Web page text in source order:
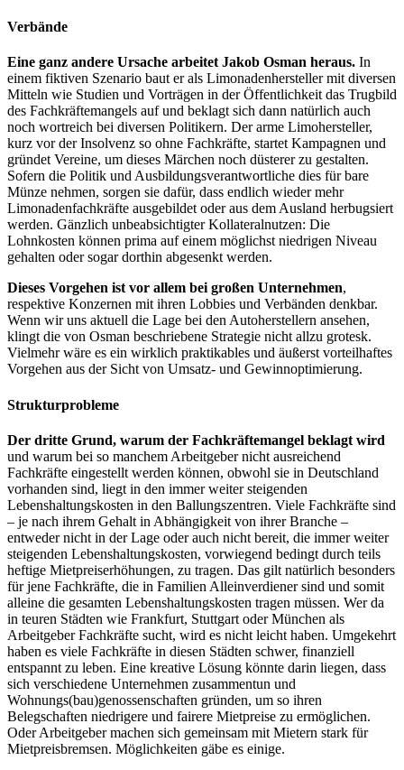
Verbände
Eine ganz andere Ursache arbeitet Jakob Osman heraus. In
einem fiktiven Szenario baut er als Limonadenhersteller mit diversen
Mitteln wie Studien und Vorträgen in der Öffentlichkeit das Trugbild
des Fachkräftemangels auf und beklagt sich dann natürlich auch
noch wortreich bei diversen Politikern. Der arme Limohersteller,
kurz vor der Insolvenz so ohne Fachkräfte, startet Kampagnen und
gründet Vereine, um dieses Märchen noch düsterer zu gestalten.
Sofern die Politik und Ausbildungsverantwortliche dies für bare
Münze nehmen, sorgen sie dafür, dass endlich wieder mehr
Limonadenfachkräfte ausgebildet oder aus dem Ausland herbugsiert
werden. Gänzlich unbeabsichtigter Kollateralnutzen: Die
Lohnkosten können prima auf einem möglichst niedrigen Niveau
gehalten oder sogar dorthin abgesenkt werden.
Dieses Vorgehen ist vor allem bei großen Unternehmen,
respektive Konzernen mit ihren Lobbies und Verbänden denkbar.
Wenn wir uns aktuell die Lage bei den Autoherstellern ansehen,
klingt die von Osman beschriebene Strategie nicht allzu grotesk.
Vielmehr wäre es ein wirklich praktikables und äußerst vorteilhaftes
Vorgehen aus der Sicht von Umsatz- und Gewinnoptimierung.
Strukturprobleme
Der dritte Grund, warum der Fachkräftemangel beklagt wird
und warum bei so manchem Arbeitgeber nicht ausreichend
Fachkräfte eingestellt werden können, obwohl sie in Deutschland
vorhanden sind, liegt in den immer weiter steigenden
Lebenshaltungskosten in den Ballungszentren. Viele Fachkräfte sind
– je nach ihrem Gehalt in Abhängigkeit von ihrer Branche –
entweder nicht in der Lage oder auch nicht bereit, die immer weiter
steigenden Lebenshaltungskosten, vorwiegend bedingt durch teils
heftige Mietpreiserhöhungen, zu tragen. Das gilt natürlich besonders
für jene Fachkräfte, die in Familien Alleinverdiener sind und somit
alleine die gesamten Lebenshaltungskosten tragen müssen. Wer da
in teuren Städten wie Frankfurt, Stuttgart oder München als
Arbeitgeber Fachkräfte sucht, wird es nicht leicht haben. Umgekehrt
haben es viele Fachkräfte in diesen Städten schwer, finanziell
entspannt zu leben. Eine kreative Lösung könnte darin liegen, dass
sich verschiedene Unternehmen zusammentun und
Wohnungs(bau)genossenschaften gründen, um so ihren
Belegschaften niedrigere und fairere Mietpreise zu ermöglichen.
Oder Arbeitgeber machen sich gemeinsam mit Mietern stark für
Mietpreisbremsen. Möglichkeiten gäbe es einige.